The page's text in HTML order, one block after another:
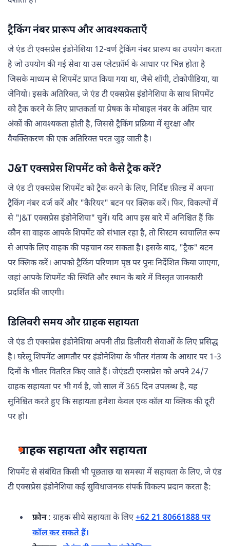
ट्रैकिंग नंबर प्रारूप और आवश्यकताएँ
जे एंड टी एक्सप्रेस इंडोनेशिया 12-वर्ण ट्रैकिंग नंबर प्रारूप का उपयोग करता
है जो उपयोग की गई सेवा या उस प्लेटफ़ॉर्म के आधार पर भिन्न होता है
जिसके माध्यम से शिपमेंट प्राप्त किया गया था, जैसे शॉपी, टोकोपीडिया, या
जेनियो। इसके अतिरिक्त, जे एंड टी एक्सप्रेस इंडोनेशिया के साथ शिपमेंट
को ट्रैक करने के लिए प्राप्तकर्ता या प्रेषक के मोबाइल नंबर के अंतिम चार
अंकों की आवश्यकता होती है, जिससे ट्रैकिंग प्रक्रिया में सुरक्षा और
वैयक्तिकरण की एक अतिरिक्त परत जुड़ जाती है।
J&T एक्सप्रेस शिपमेंट को कैसे ट्रैक करें?
जे एंड टी एक्सप्रेस शिपमेंट को ट्रैक करने के लिए, निर्दिष्ट फ़ील्ड में अपना
ट्रैकिंग नंबर दर्ज करें और "कैरियर" बटन पर क्लिक करें। फिर, विकल्पों में
से "J&T एक्सप्रेस इंडोनेशिया" चुनें। यदि आप इस बारे में अनिश्चित हैं कि
कौन सा वाहक आपके शिपमेंट को संभाल रहा है, तो सिस्टम स्वचालित रूप
से आपके लिए वाहक की पहचान कर सकता है। इसके बाद, "ट्रैक" बटन
पर क्लिक करें। आपको ट्रैकिंग परिणाम पृष्ठ पर पुनः निर्देशित किया जाएगा,
जहां आपके शिपमेंट की स्थिति और स्थान के बारे में विस्तृत जानकारी
प्रदर्शित की जाएगी।
डिलिवरी समय और ग्राहक सहायता
जे एंड टी एक्सप्रेस इंडोनेशिया अपनी तीव्र डिलीवरी सेवाओं के लिए प्रसिद्ध
है। घरेलू शिपमेंट आमतौर पर इंडोनेशिया के भीतर गंतव्य के आधार पर 1-3
दिनों के भीतर वितरित किए जाते हैं। जेएंडटी एक्सप्रेस को अपने 24/7
ग्राहक सहायता पर भी गर्व है, जो साल में 365 दिन उपलब्ध है, यह
सुनिश्चित करते हुए कि सहायता हमेशा केवल एक कॉल या क्लिक की दूरी
पर हो।
ग्राहक सहायता और सहायता
शिपमेंट से संबंधित किसी भी पूछताछ या समस्या में सहायता के लिए, जे एंड
टी एक्सप्रेस इंडोनेशिया कई सुविधाजनक संपर्क विकल्प प्रदान करता है:
फ़ोन: ग्राहक सीधे सहायता के लिए+62 21 80661888 पर
कॉल कर सकते हैं।